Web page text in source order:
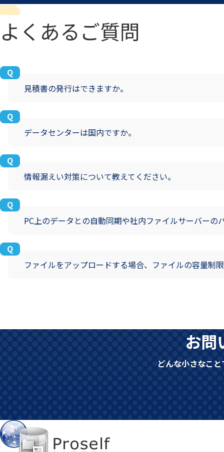
よくあるご質問
見積書の発行はできますか。
データセンターは国内ですか。
情報漏えい対策について教えてください。
PC上のデータとの自動同期や社内ファイルサーバーの
ファイルをアップロードする場合、ファイルの容量制
お問
どんな小さなこ